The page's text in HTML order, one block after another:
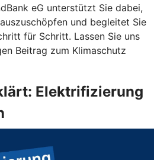
eG unterstützt Sie dabei,
und begleitet Sie
für Schritt. Lassen Sie uns
Beitrag zum Klimaschutz
Elektrifizierung